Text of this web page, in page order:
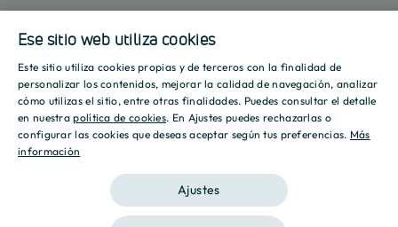
Valencia
Sevilla
Islas Baleares
Mostrar todas
Destino Culmia
Sala de prensa
Informes
Iniciativas
Culmia Challenges
Culmia Fest
Vivienda Alquiler
Gestión de Suelo
Actualidad
Culmia es noticia
Tendencias
Estilo de vida
Sostenibilidad
Recursos
Guías
Calculadora Hipotecaria
Calculadora Energética
Política de privacidad Política de Cookies
2026 Culmia • Todos los derechos reservados
SPANISH
ENGLISH
Ese sitio web utiliza cookies
Este sitio utiliza cookies propias y de terceros con la finalidad de
personalizar los contenidos, mejorar la calidad de navegación, analizar
cómo utilizas el sitio, entre otras finalidades. Puedes consultar el detalle
en nuestrapolítica de cookies. En Ajustes puedes rechazarlas o
configurar las cookies que deseas aceptar según tus preferencias. Más
información
Ajustes